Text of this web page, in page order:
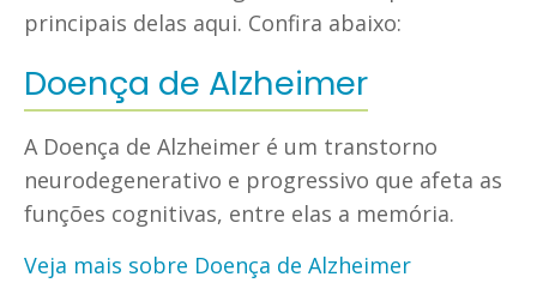
principais delas aqui. Confira abaixo:
Doença de Alzheimer
A Doença de Alzheimer é um transtorno
neurodegenerativo e progressivo que afeta as
funções cognitivas, entre elas a memória.
Veja mais sobre Doença de Alzheimer